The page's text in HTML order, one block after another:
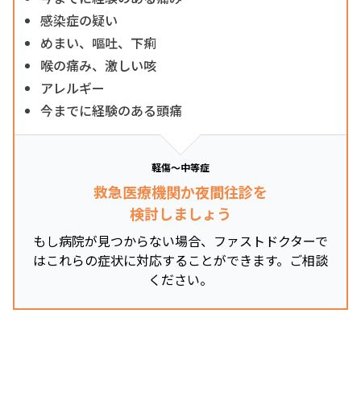
感染症の疑い
めまい、嘔吐、下痢
喉の痛み、激しい咳
アレルギー
今までに経験のある頭痛
軽傷～中等症
救急医療機関か夜間往診を
検討しましょう
もし病院が見つからない場合、ファストドクターで
はこれらの症状に対応することができます。ご相談
ください。